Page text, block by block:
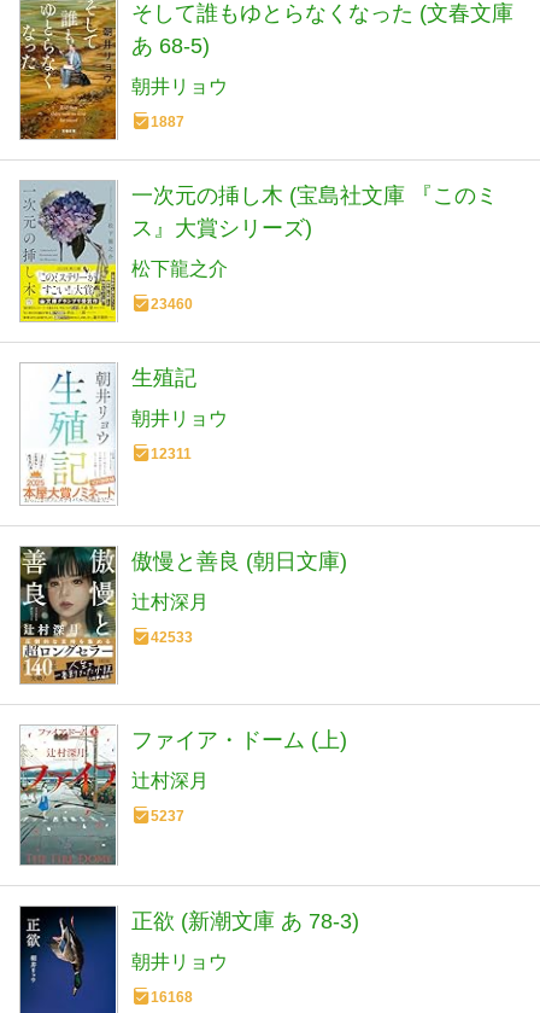
そして誰もゆとらなくなった (文春文庫
あ 68-5)
朝井リョウ
1887
一次元の挿し木 (宝島社文庫 『このミ
ス』大賞シリーズ)
松下龍之介
23460
生殖記
朝井リョウ
12311
傲慢と善良 (朝日文庫)
辻村深月
42533
ファイア・ドーム (上)
辻村深月
5237
正欲 (新潮文庫 あ 78-3)
朝井リョウ
16168